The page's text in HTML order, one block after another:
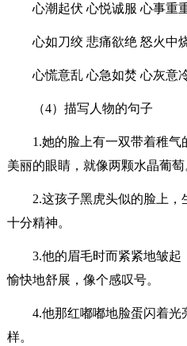
心潮起伏 心悦诚服 心事重
心如刀绞 悲痛欲绝 怒火中
心慌意乱 心急如焚 心灰意
（4）描写人物的句子
1.她的脸上有一双带着稚
美丽的眼睛，就像两颗水晶葡萄
2.这孩子黑虎头似的脸上，
十分精神。
3.他的眉毛时而紧紧地皱
愉快地舒展，像个感叹号。
4.他那红嘟嘟地脸蛋闪着
样。